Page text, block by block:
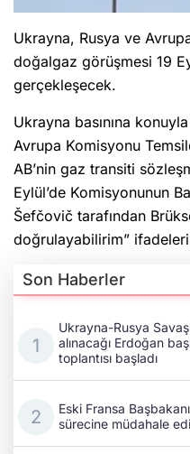
Ukrayna, Rusya ve
doğalgaz görüşmesi 19
gerçekleşecek.
Ukrayna basınına
Avrupa Komisyonu
AB’nin gaz transiti
Eylül’de Komisyonunun
Šefčovič tarafından
doğrulayabilirim”
Son Haberler
Ukrayna-Rusya
alınacağı Erdoğan
toplantısı başladı
Eski Fransa
sürecine müdahale